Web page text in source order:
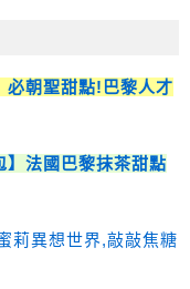
必朝聖甜點!巴黎人才
】法國巴黎抹茶甜點
莉異想世界,敲敲焦糖